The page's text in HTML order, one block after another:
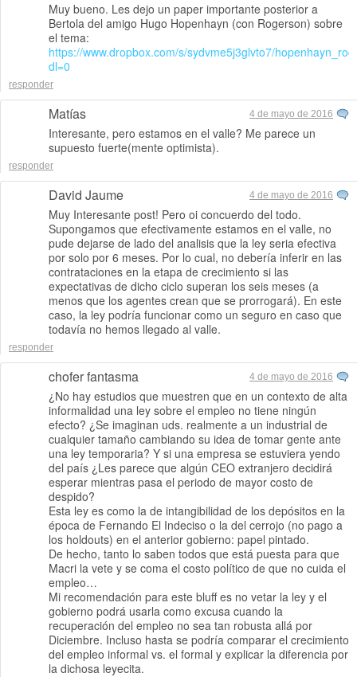
Muy bueno. Les dejo un paper importante posterior a
Bertola del amigo Hugo Hopenhayn (con Rogerson) sobre
el tema:
https://www.dropbox.com/s/sydvme5j3glvto7/
dl=0
responder
Matías 4 de mayo de 2016
Interesante, pero estamos en el valle? Me parece un
supuesto fuerte(mente optimista).
responder
David Jaume 4 de mayo de 2016
Muy Interesante post! Pero oi concuerdo del todo.
Supongamos que efectivamente estamos en el valle, no
pude dejarse de lado del analisis que la ley seria efectiva
por solo por 6 meses. Por lo cual, no debería inferir en las
contrataciones en la etapa de crecimiento si las
expectativas de dicho ciclo superan los seis meses (a
menos que los agentes crean que se prorrogará). En este
caso, la ley podría funcionar como un seguro en caso que
todavía no hemos llegado al valle.
responder
chofer fantasma 4 de mayo de 2016
¿No hay estudios que muestren que en un contexto de alta
informalidad una ley sobre el empleo no tiene ningún
efecto? ¿Se imaginan uds. realmente a un industrial de
cualquier tamaño cambiando su idea de tomar gente ante
una ley temporaria? Y si una empresa se estuviera yendo
del país ¿Les parece que algún CEO extranjero decidirá
esperar mientras pasa el periodo de mayor costo de
despido?
Esta ley es como la de intangibilidad de los depósitos en la
época de Fernando El Indeciso o la del cerrojo (no pago a
los holdouts) en el anterior gobierno: papel pintado.
De hecho, tanto lo saben todos que está puesta para que
Macri la vete y se coma el costo político de que no cuida el
empleo…
Mi recomendación para este bluff es no vetar la ley y el
gobierno podrá usarla como excusa cuando la
recuperación del empleo no sea tan robusta allá por
Diciembre. Incluso hasta se podría comparar el crecimiento
del empleo informal vs. el formal y explicar la diferencia por
la dichosa leyecita.